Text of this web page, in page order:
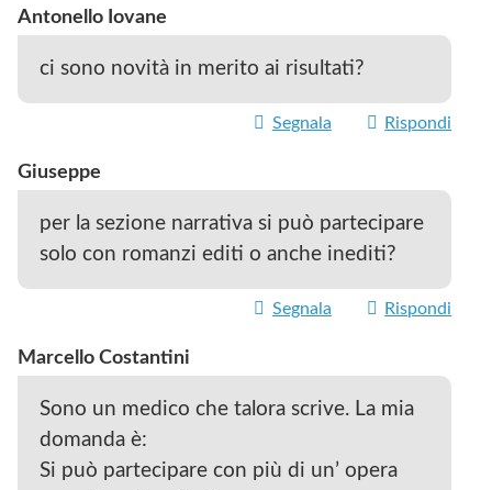
Antonello Iovane
ci sono novità in merito ai risultati?
Segnala Rispondi
Giuseppe
per la sezione narrativa si può partecipare
solo con romanzi editi o anche inediti?
Segnala Rispondi
Marcello Costantini
Sono un medico che talora scrive. La mia
domanda è:
Si può partecipare con più di un’ opera